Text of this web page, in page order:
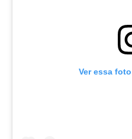
Ver essa